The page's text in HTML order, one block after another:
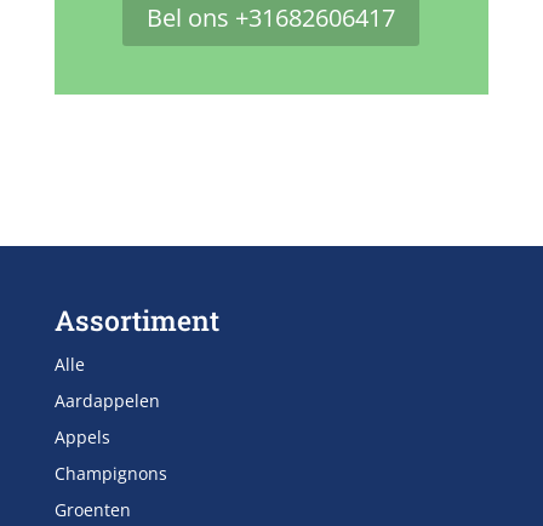
Bel ons +31682606417
Assortiment
Alle
Aardappelen
Appels
Champignons
Groenten